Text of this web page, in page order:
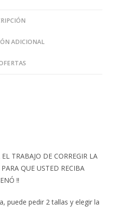
ADICIONAL
TRABAJO DE CORREGIR LA
QUE USTED RECIBA
‼️
puede pedir 2 tallas y elegir la